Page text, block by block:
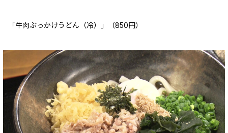
「牛肉ぶっかけうどん（冷）」（850円）